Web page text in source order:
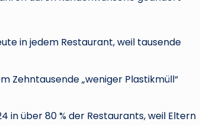
in jedem Restaurant, weil tausende
Zehntausende „weniger Plastikmüll“
in über 80 % der Restaurants, weil Eltern